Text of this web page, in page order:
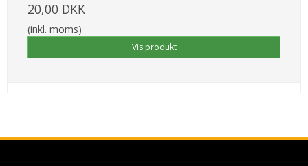
20,00 DKK
(inkl. moms)
Vis produkt